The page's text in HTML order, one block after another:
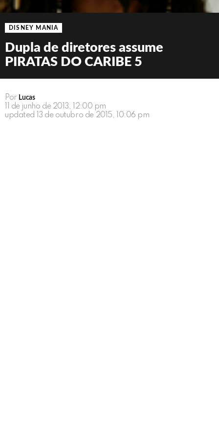
DISNEY MANIA
Dupla de diretores assume
PIRATAS DO CARIBE 5
Por Lucas
11 de junho de 2013, 12:00 pm
updated
13 de outubro de 2015, 10:06 pm